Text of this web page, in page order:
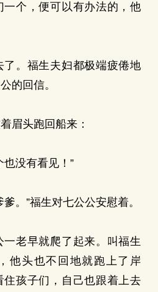
个，便可以有办法的，他
。福生夫妇都极端疲倦地
的回信。
头跑回船来：
没有看见！”
”福生对七公公安慰着。
老早就爬了起来。叫福生
他头也不回地就跑上了岸
孩子们，自己也跟着上去